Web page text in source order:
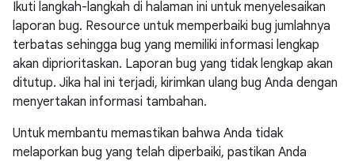
Ikuti langkah-langkah di halaman ini untuk menyelesaikan
laporan bug. Resource untuk memperbaiki bug jumlahnya
terbatas sehingga bug yang memiliki informasi lengkap
akan diprioritaskan. Laporan bug yang tidak lengkap akan
ditutup. Jika hal ini terjadi, kirimkan ulang bug Anda dengan
menyertakan informasi tambahan.
Untuk membantu memastikan bahwa Anda tidak
melaporkan bug yang telah diperbaiki, pastikan Anda